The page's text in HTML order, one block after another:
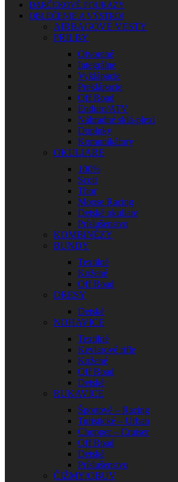
DARČEKOVÉ POUKAZY
OBLEČENIE A VÝSTROJ
AIRBAGOVÉ VESTY
PRILBY
Otvorené
Integrálne
Vyklápacie
Preklápacie
Off Road
Enduro/ATV
Náhradné sklá-plexi
Doplnky
Komunikátory
OKULIARE
100%
Scott
Thor
Moose Racing
Detské okuliare
Príslušenstvo
KOMBINÉZY
BUNDY
Textilné
Kožené
Off Road
DRESY
Detské
NOHAVICE
Textilné
Kevlarové rifle
Kožené
Off Road
Detské
RUKAVICE
Športové – Racing
Turistické – Urban
Chopper – Cruiser
Off Road
Detské
Príslušenstvo
ČIŽMY/OBUV